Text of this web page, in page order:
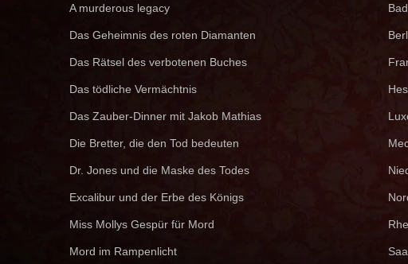
A murderous legacy
Das Geheimnis des roten Diamanten
Das Rätsel des verbotenen Buches
Das tödliche Vermächtnis
Das Zauber-Dinner mit Jakob Mathias
Die Bretter, die den Tod bedeuten
Dr. Jones und die Maske des Todes
Excalibur und der Erbe des Königs
Miss Mollys Gespür für Mord
Mord im Rampenlicht